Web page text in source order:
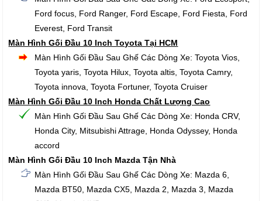
Ford focus, Ford Ranger, Ford Escape, Ford Fiesta, Ford
Everest, Ford Transit
Màn Hình Gối Đầu 10 Inch Toyota Tại HCM
Màn Hình Gối Đầu Sau Ghế Các Dòng Xe: Toyota Vios,
Toyota yaris, Toyota Hilux, Toyota altis, Toyota Camry,
Toyota innova, Toyota Fortuner, Toyota Cruiser
Màn Hình Gối Đầu 10 Inch Honda Chất Lượng Cao
Màn Hình Gối Đầu Sau Ghế Các Dòng Xe: Honda CRV,
Honda City, Mitsubishi Attrage, Honda Odyssey, Honda
accord
Màn Hình Gối Đầu 10 Inch Mazda Tận Nhà
Màn Hình Gối Đầu Sau Ghế Các Dòng Xe: Mazda 6,
Mazda BT50, Mazda CX5, Mazda 2, Mazda 3, Mazda